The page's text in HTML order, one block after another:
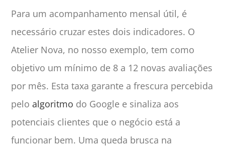
Para um acompanhamento mensal útil, é
necessário cruzar estes dois indicadores. O
Atelier Nova, no nosso exemplo, tem como
objetivo um mínimo de 8 a 12 novas avaliações
por mês. Esta taxa garante a frescura percebida
peloalgoritmo do Google e sinaliza aos
potenciais clientes que o negócio está a
funcionar bem. Uma queda brusca na